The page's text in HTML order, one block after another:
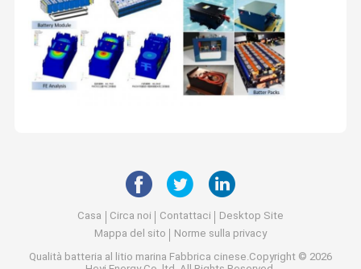
Casa Circa noi Contattaci
Desktop Site
Mappa del sito
Norme sulla privacy
Qualità batteria al litio marina Fabbrica cinese.Copyright © 2026